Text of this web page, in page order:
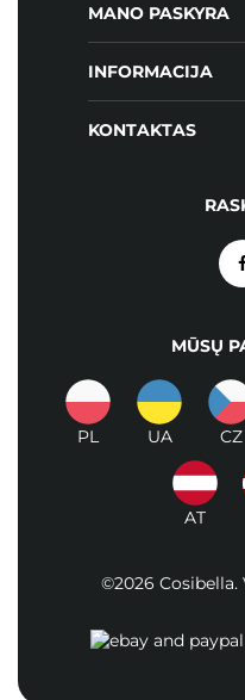
MANO PASKYRA
INFORMACIJA
KONTAKTAS
MŪSŲ
PL UA CZ
AT
©2026 Cosibella.